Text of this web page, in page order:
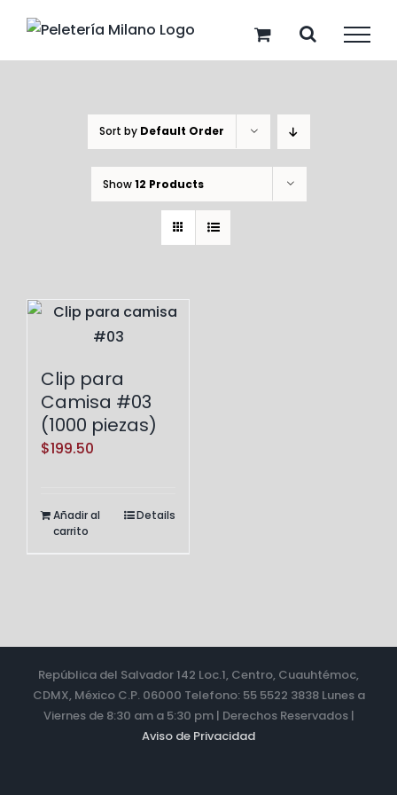
content
Sort by Default Order
Show12 Products
Clip para
Camisa #03
(1000 piezas)
$199.50
Añadir al
carrito
Details
República del Salvador 142 Loc.1, Centro, Cuauhtémoc,
CDMX, México C.P. 06000 Telefono: 55 5522 3838 Lunes a
Viernes de 8:30 am a 5:30 pm | Derechos Reservados |
Aviso de Privacidad